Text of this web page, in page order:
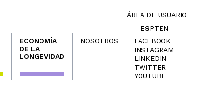
ÁREA DE USUARIO
ESPTEN
ECONOMÍA
DE LA
LONGEVIDAD
NOSOTROS
FACEBOOK
INSTAGRAM
LINKEDIN
TWITTER
YOUTUBE